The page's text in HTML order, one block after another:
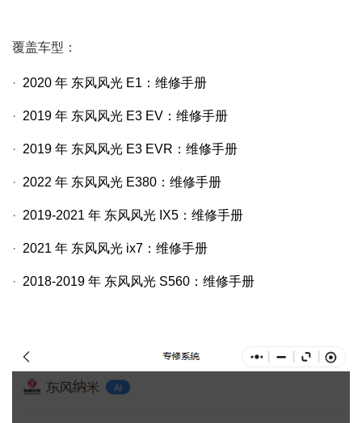
覆盖车型：
· 2020 年 东风风光 E1 ：维修手册
· 2019 年 东风风光 E3 EV ：维修手册
· 2019 年 东风风光 E3 EVR ：维修手册
· 2022 年 东风风光 E380 ：维修手册
· 2019-2021 年 东风风光 IX5 ：维修手册
· 2021 年 东风风光 ix7 ：维修手册
· 2018-2019 年 东风风光 S560 ：维修手册